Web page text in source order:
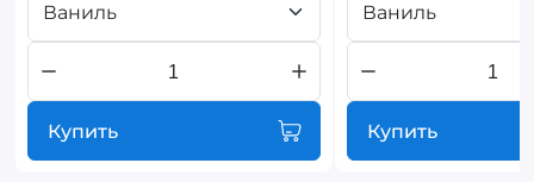
Ваниль
Купить
Ваниль
Купить